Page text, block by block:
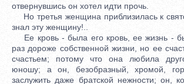
отвернувшись он хотел идти прочь.
Но третья женщина приблизилась к
знал эту женщину!..
Ее кровь - была его кровь, ее жизнь -
раз дороже собственной жизни, но ее
счастьем; потому что она любила
юношу; а он, безобразный, хромой,
заслужить даже братской нежности; он,